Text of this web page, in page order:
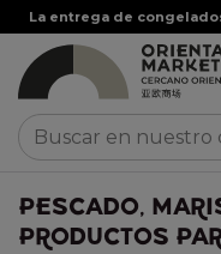
La entrega de
PESCADO,
PRODUCTOS